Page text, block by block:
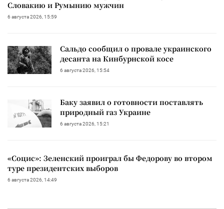
Словакию и Румынию мужчин
6 августа 2026, 15:59
Сальдо сообщил о провале украинского
десанта на Кинбурнской косе
6 августа 2026, 15:54
Баку заявил о готовности поставлять
природный газ Украине
6 августа 2026, 15:21
«Социс»: Зеленский проиграл бы Федорову во втором
туре президентских выборов
6 августа 2026, 14:49